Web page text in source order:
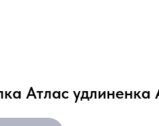
Атлас удлиненка